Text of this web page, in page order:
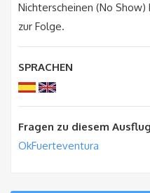
Nichterscheinen (No
zur Folge.
SPRACHEN
Fragen zu diesem
OkFuerteventura